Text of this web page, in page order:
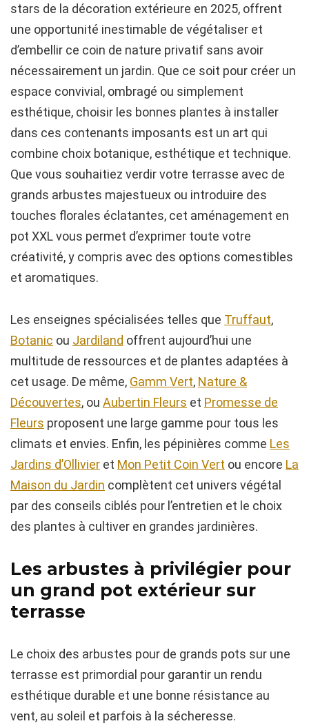
stars de la décoration extérieure en 2025, offrent
une opportunité inestimable de végétaliser et
d’embellir ce coin de nature privatif sans avoir
nécessairement un jardin. Que ce soit pour créer un
espace convivial, ombragé ou simplement
esthétique, choisir les bonnes plantes à installer
dans ces contenants imposants est un art qui
combine choix botanique, esthétique et technique.
Que vous souhaitiez verdir votre terrasse avec de
grands arbustes majestueux ou introduire des
touches florales éclatantes, cet aménagement en
pot XXL vous permet d’exprimer toute votre
créativité, y compris avec des options comestibles
et aromatiques.
Les enseignes spécialisées telles que Truffaut,
Botanic ou Jardiland offrent aujourd’hui une
multitude de ressources et de plantes adaptées à
cet usage. De même, Gamm Vert, Nature &
Découvertes, ou Aubertin Fleurs et Promesse de
Fleurs proposent une large gamme pour tous les
climats et envies. Enfin, les pépinières comme Les
Jardins d’Ollivier et Mon Petit Coin Vert ou encore La
Maison du Jardin complètent cet univers végétal
par des conseils ciblés pour l’entretien et le choix
des plantes à cultiver en grandes jardinières.
Les arbustes à privilégier pour
un grand pot extérieur sur
terrasse
Le choix des arbustes pour de grands pots sur une
terrasse est primordial pour garantir un rendu
esthétique durable et une bonne résistance au
vent, au soleil et parfois à la sécheresse.